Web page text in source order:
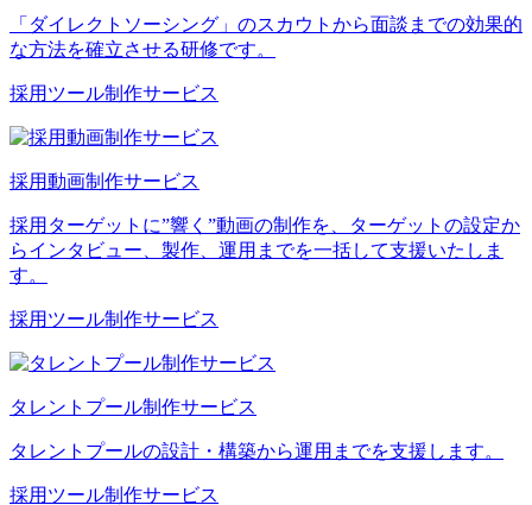
「ダイレクトソーシング」のスカウトから面談までの効果的
な方法を確立させる研修です。
採用ツール制作サービス
採用動画制作サービス
採用ターゲットに”響く”動画の制作を、ターゲットの設定か
らインタビュー、製作、運用までを一括して支援いたしま
す。
採用ツール制作サービス
タレントプール制作サービス
タレントプールの設計・構築から運用までを支援します。
採用ツール制作サービス